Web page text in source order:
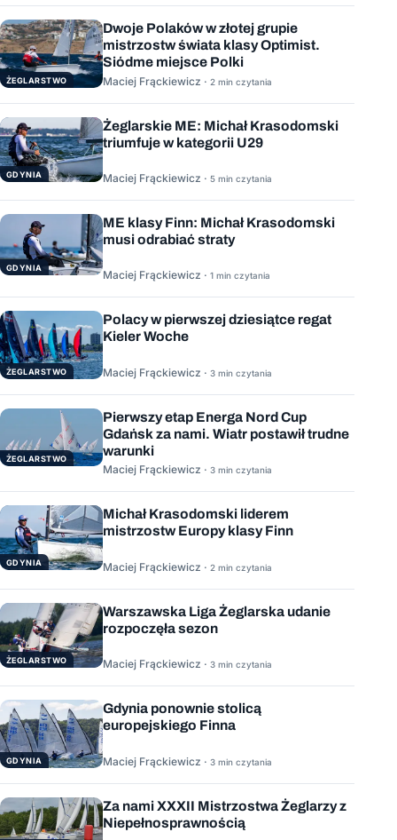
ŻEGLARSTWO
Dwoje Polaków w złotej grupie
mistrzostw świata klasy Optimist.
Siódme miejsce Polki
Maciej Frąckiewicz · 2 min czytania
GDYNIA
Żeglarskie ME: Michał Krasodomski
triumfuje w kategorii U29
Maciej Frąckiewicz · 5 min czytania
GDYNIA
ME klasy Finn: Michał Krasodomski
musi odrabiać straty
Maciej Frąckiewicz · 1 min czytania
ŻEGLARSTWO
Polacy w pierwszej dziesiątce regat
Kieler Woche
Maciej Frąckiewicz · 3 min czytania
ŻEGLARSTWO
Pierwszy etap Energa Nord Cup
Gdańsk za nami. Wiatr postawił trudne
warunki
Maciej Frąckiewicz · 3 min czytania
GDYNIA
Michał Krasodomski liderem
mistrzostw Europy klasy Finn
Maciej Frąckiewicz · 2 min czytania
ŻEGLARSTWO
Warszawska Liga Żeglarska udanie
rozpoczęła sezon
Maciej Frąckiewicz · 3 min czytania
GDYNIA
Gdynia ponownie stolicą
europejskiego Finna
Maciej Frąckiewicz · 3 min czytania
Za nami XXXII Mistrzostwa Żeglarzy z
Niepełnosprawnością